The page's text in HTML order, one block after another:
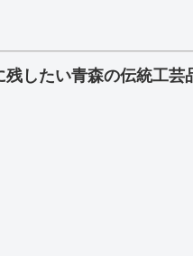
残したい青森の伝統工芸